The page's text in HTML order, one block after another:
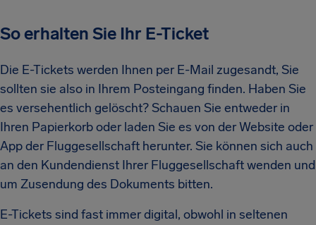
So erhalten Sie Ihr E-Ticket
Die E-Tickets werden Ihnen per E-Mail zugesandt, Sie
sollten sie also in Ihrem Posteingang finden. Haben Sie
es versehentlich gelöscht? Schauen Sie entweder in
Ihren Papierkorb oder laden Sie es von der Website oder
App der Fluggesellschaft herunter. Sie können sich auch
an den Kundendienst Ihrer Fluggesellschaft wenden und
um Zusendung des Dokuments bitten.
E-Tickets sind fast immer digital, obwohl in seltenen